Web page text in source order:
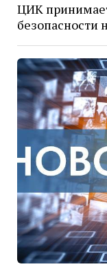
ЦИК
безопасности